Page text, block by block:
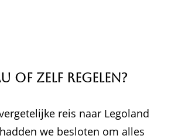
of zelf regelen?
reis naar Legoland
we besloten om alles